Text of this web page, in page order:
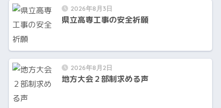
2026年8月3日
県立高専工事の安全祈願
2026年8月2日
地方大会２部制求める声